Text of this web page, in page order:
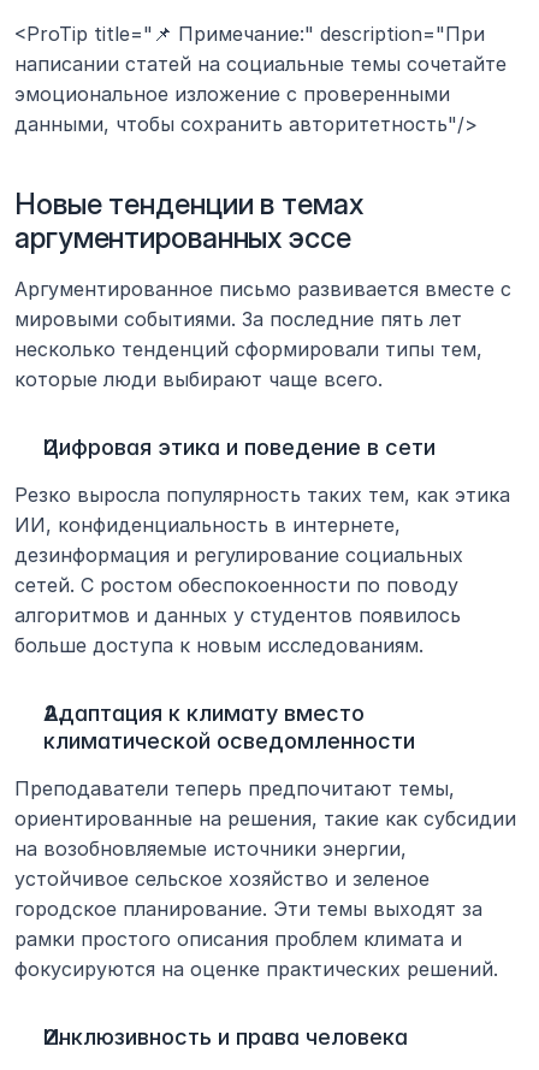
<ProTip title="📌 Примечание:" description="При
написании статей на социальные темы сочетайте
эмоциональное изложение с проверенными
данными, чтобы сохранить авторитетность"/>
Новые тенденции в темах
аргументированных эссе
Аргументированное письмо развивается вместе с
мировыми событиями. За последние пять лет
несколько тенденций сформировали типы тем,
которые люди выбирают чаще всего.
Цифровая этика и поведение в сети
Резко выросла популярность таких тем, как этика
ИИ, конфиденциальность в интернете,
дезинформация и регулирование социальных
сетей. С ростом обеспокоенности по поводу
алгоритмов и данных у студентов появилось
больше доступа к новым исследованиям.
Адаптация к климату вместо
климатической осведомленности
Преподаватели теперь предпочитают темы,
ориентированные на решения, такие как субсидии
на возобновляемые источники энергии,
устойчивое сельское хозяйство и зеленое
городское планирование. Эти темы выходят за
рамки простого описания проблем климата и
фокусируются на оценке практических решений.
Инклюзивность и права человека